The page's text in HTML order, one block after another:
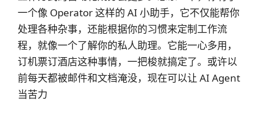
一个像 Operator 这样的 AI 小助手，它不仅能帮你
处理各种杂事，还能根据你的习惯来定制工作流
程，就像一个了解你的私人助理。它能一心多用，
订机票订酒店这种事情，一把梭就搞定了。或许以
前每天都被邮件和文档淹没，现在可以让 AI Agent
当苦力